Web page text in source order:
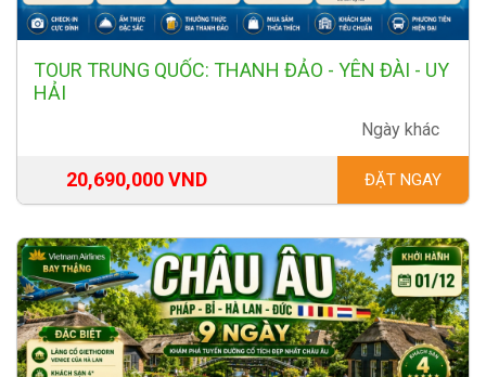
TOUR TRUNG QUỐC: THANH ĐẢO - YÊN ĐÀI - UY
HẢI
Ngày khác
20,690,000 VND ĐẶT NGAY